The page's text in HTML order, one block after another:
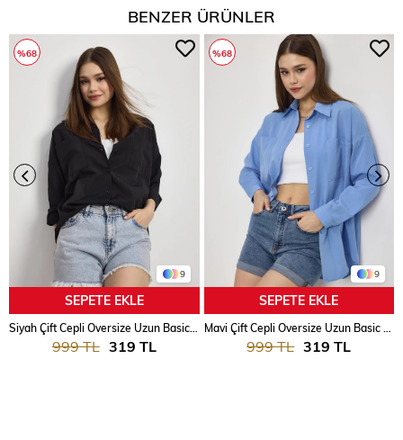
BENZER ÜRÜNLER
9
SEPETE EKLE
319 TL
999 TL
%68
9
SEPETE EKLE
319 TL
999 TL
%68